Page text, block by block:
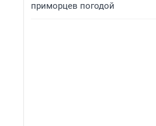
приморцев погодой